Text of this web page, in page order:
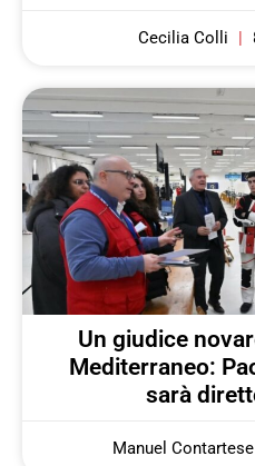
Cecilia Colli
Un giudice
Mediterraneo:
sarà
Manuel Contartese